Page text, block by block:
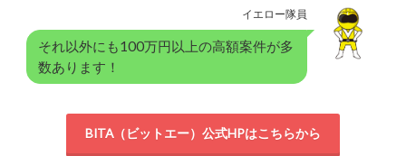
イエロー隊員
それ以外にも100万円以上の高額案件が多
数あります！
BITA（ビットエー）公式HPはこちらから